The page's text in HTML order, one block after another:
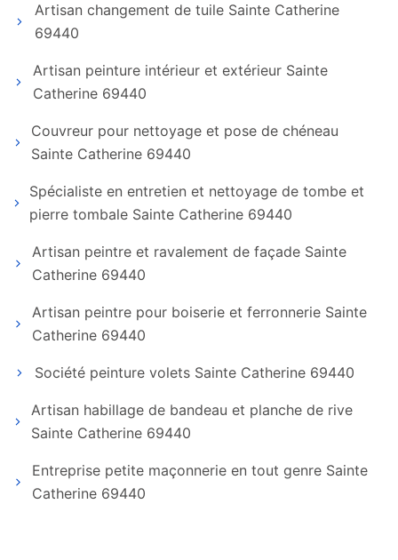
Artisan changement de tuile Sainte Catherine
69440
Artisan peinture intérieur et extérieur Sainte
Catherine 69440
Couvreur pour nettoyage et pose de chéneau
Sainte Catherine 69440
Spécialiste en entretien et nettoyage de tombe et
pierre tombale Sainte Catherine 69440
Artisan peintre et ravalement de façade Sainte
Catherine 69440
Artisan peintre pour boiserie et ferronnerie Sainte
Catherine 69440
Société peinture volets Sainte Catherine 69440
Artisan habillage de bandeau et planche de rive
Sainte Catherine 69440
Entreprise petite maçonnerie en tout genre Sainte
Catherine 69440